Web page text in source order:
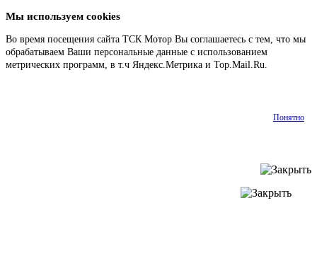
Мы используем cookies
Во время посещения сайта ТСК Мотор Вы соглашаетесь с тем, что мы
обрабатываем Ваши персональные данные с использованием
метрических программ, в т.ч Яндекс.Метрика и Top.Mail.Ru.
Понятно